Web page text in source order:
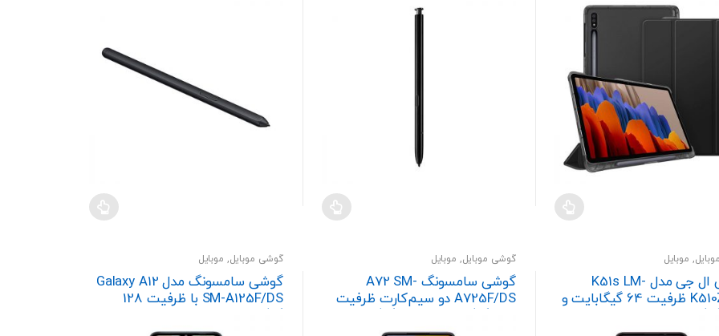
, موبایل
گوشی ال جی مدل K51s LM-
K510ZMW ظرفیت 64 گیگابایت و
گوشی موبایل, موبایل
گوشی سامسونگ A72 SM-
A725F/DS دو سیم‌کارت ظرفیت
گوشی موبایل, موبایل
گوشی سامسونگ مدل Galaxy A12
SM-A125F/DS با ظرفیت 128